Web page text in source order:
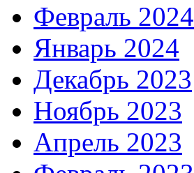
Февраль 2024
Январь 2024
Декабрь 2023
Ноябрь 2023
Апрель 2023